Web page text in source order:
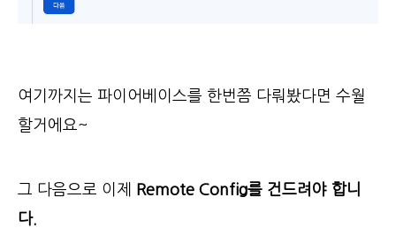
여기까지는 파이어베이스를 한번쯤 다뤄봤다면 수월
할거에요~
그 다음으로 이제
Remote Config를 건드려야 합니
다.